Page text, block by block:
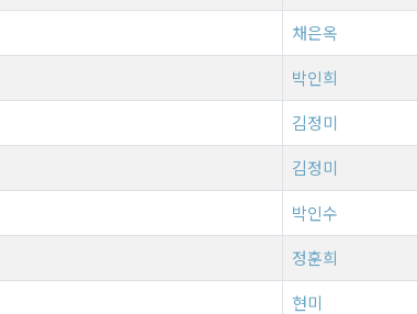
채은옥
박인희
김정미
김정미
박인수
정훈희
현미